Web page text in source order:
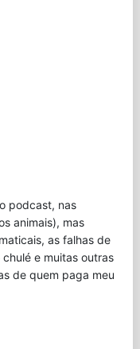
podcast, nas
animais), mas
as falhas de
e muitas outras
de quem paga meu